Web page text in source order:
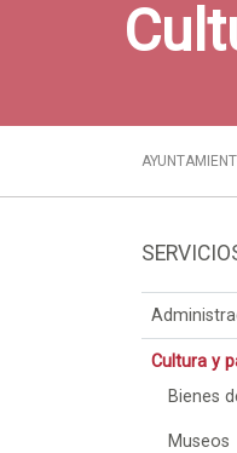
Cultura y
Bienes
Museos